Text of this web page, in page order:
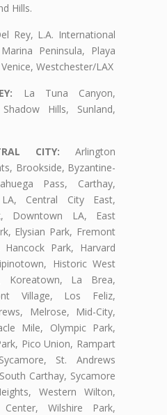
Hills.
Rey, L.A. International
Peninsula, Playa
Westchester/LAX
La Tuna Canyon,
Hills, Sunland,
CITY: Arlington
Brookside, Byzantine-
Pass, Carthay,
LA, Central City East,
Downtown LA, East
Elysian Park, Fremont
Park, Harvard
Historic West
Koreatown, La Brea,
Village, Los Feliz,
Melrose, Mid-City,
Mile, Olympic Park,
Pico Union, Rampart
St. Andrews
Carthay, Sycamore
Western Wilton,
Wilshire Park,